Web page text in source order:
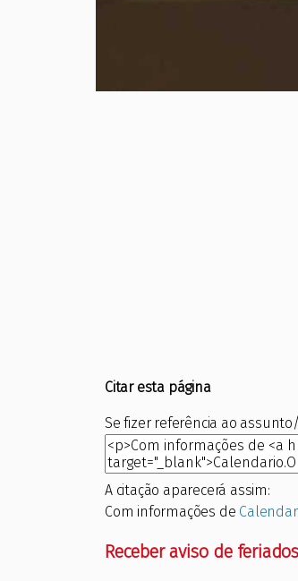
Citar esta página
Se fizer referência ao
A citação aparecerá assim:
Com informações de
Receber aviso de